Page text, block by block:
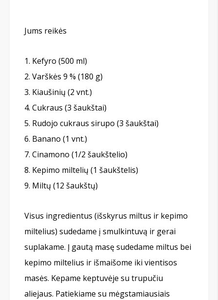
Jums reikės
Kefyro (500 ml)
Varškės 9 % (180 g)
Kiaušinių (2 vnt.)
Cukraus (3 šaukštai)
Rudojo cukraus sirupo (3 šaukštai)
Banano (1 vnt.)
Cinamono (1/2 šaukštelio)
Kepimo miltelių (1 šaukštelis)
Miltų (12 šaukštų)
Visus ingredientus (išskyrus miltus ir kepimo
miltelius) sudedame į smulkintuvą ir gerai
suplakame. Į gautą masę sudedame miltus bei
kepimo miltelius ir išmaišome iki vientisos
masės. Kepame keptuvėje su trupučiu
aliejaus. Patiekiame su mėgstamiausiais